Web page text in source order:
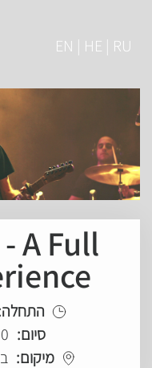
EN | HE | RU
A Full
סיום:
מיקום: